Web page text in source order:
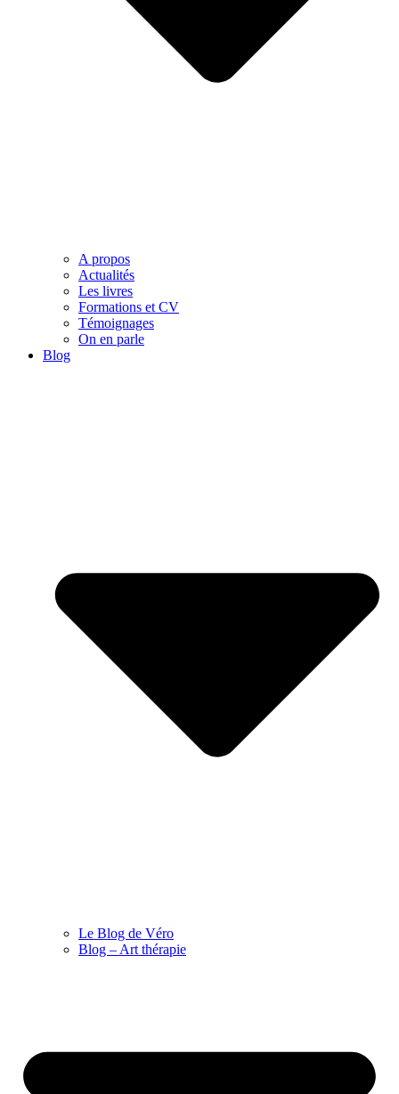
A propos
Actualités
Les livres
Formations et CV
Témoignages
On en parle
Blog
Le Blog de Véro
Blog – Art thérapie